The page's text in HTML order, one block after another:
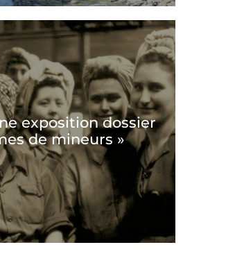
exposition dossier
de mineurs »